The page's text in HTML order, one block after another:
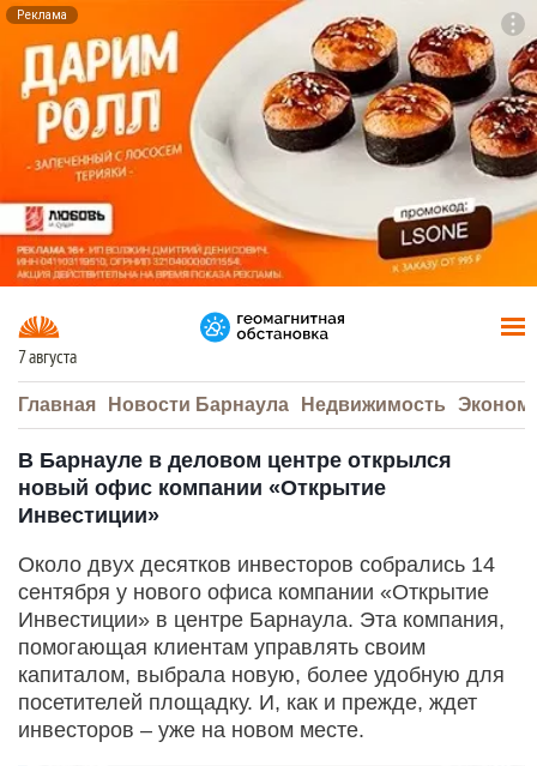
Реклама
7 августа
Главная Новости Барнаула Недвижимость
В Барнауле в деловом центре открылся
новый офис компании «Открытие
Инвестиции»
Около двух десятков инвесторов собрались 14
сентября у нового офиса компании «Открытие
Инвестиции» в центре Барнаула. Эта компания,
помогающая клиентам управлять своим
капиталом, выбрала новую, более удобную для
посетителей площадку. И, как и прежде, ждет
инвесторов – уже на новом месте.